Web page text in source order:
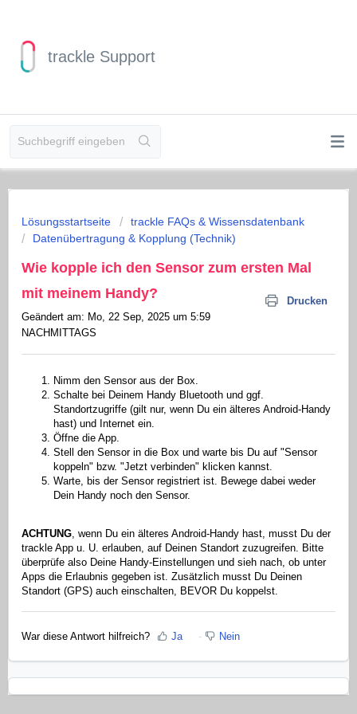
trackle Support
Lösungsstartseite
trackle FAQs & Wissensdatenbank
Datenübertragung & Kopplung (Technik)
Wie kopple ich den Sensor zum ersten Mal
mit meinem Handy?
Drucken
Geändert am: Mo, 22 Sep, 2025 um 5:59
NACHMITTAGS
Nimm den Sensor aus der Box.
Schalte bei Deinem Handy Bluetooth und ggf.
Standortzugriffe (gilt nur, wenn Du ein älteres Android-Handy
hast) und Internet ein.
Öffne die App.
Stell den Sensor in die Box und warte bis Du auf "Sensor
koppeln" bzw. "Jetzt verbinden" klicken kannst.
Warte, bis der Sensor registriert ist. Bewege dabei weder
Dein Handy noch den Sensor.
ACHTUNG, wenn Du ein älteres Android-Handy hast, musst Du der
trackle App u. U. erlauben, auf Deinen Standort zuzugreifen. Bitte
überprüfe also Deine Handy-Einstellungen und sieh nach, ob unter
Apps die Erlaubnis gegeben ist. Zusätzlich musst Du Deinen
Standort (GPS) auch einschalten, BEVOR Du koppelst.
War diese Antwort hilfreich? Ja Nein